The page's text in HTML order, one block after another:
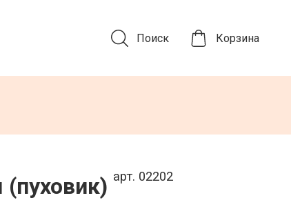
Поиск Корзина
арт. 02202